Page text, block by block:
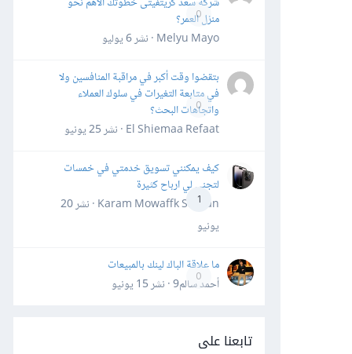
0
منزل العمر؟
Melyu Mayo · نشر
6 يوليو
0
بتقضوا وقت أكبر في مراقبة المنافسين ولا
في متابعة التغيرات في سلوك العملاء
واتجاهات البحث؟
El Shiemaa Refaat · نشر
25 يونيو
1
كيف يمكنني تسويق خدمتي في خمسات
لتجني لي ارباح كثيرة
Karam Mowaffk Sarhan · نشر
20
يونيو
0
ما علاقة الباك لينك بالمبيعات
أحمد سالم9 · نشر
15 يونيو
تابعنا على